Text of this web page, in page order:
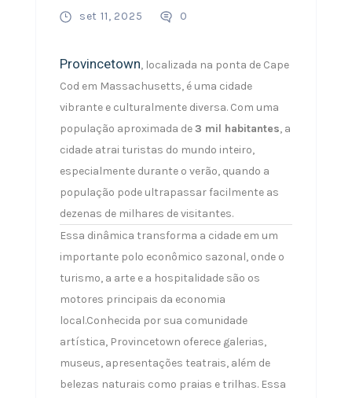
set 11, 2025
0
Provincetown, localizada na ponta de Cape
Cod em Massachusetts, é uma cidade
vibrante e culturalmente diversa. Com uma
população aproximada de3 mil habitantes, a
cidade atrai turistas do mundo inteiro,
especialmente durante o verão, quando a
população pode ultrapassar facilmente as
dezenas de milhares de visitantes.
Essa dinâmica transforma a cidade em um
importante polo econômico sazonal, onde o
turismo, a arte e a hospitalidade são os
motores principais da economia
local.Conhecida por sua comunidade
artística, Provincetown oferece galerias,
museus, apresentações teatrais, além de
belezas naturais como praias e trilhas. Essa